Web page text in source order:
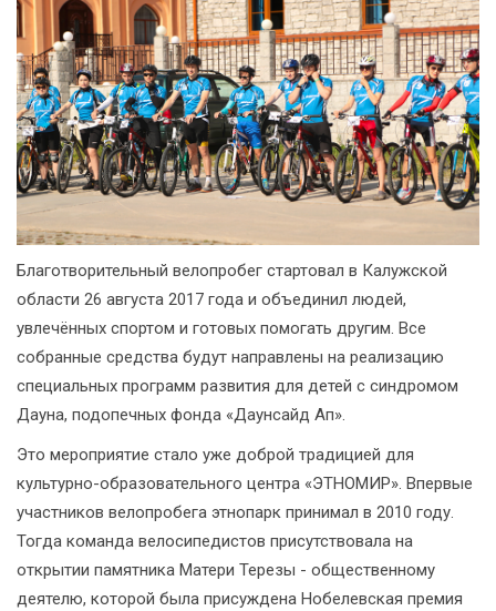
Благотворительный велопробег стартовал в Калужской
области 26 августа 2017 года и объединил людей,
увлечённых спортом и готовых помогать другим. Все
собранные средства будут направлены на реализацию
специальных программ развития для детей с синдромом
Дауна, подопечных фонда «Даунсайд Ап».
Это мероприятие стало уже доброй традицией для
культурно-образовательного центра «ЭТНОМИР». Впервые
участников велопробега этнопарк принимал в 2010 году.
Тогда команда велосипедистов присутствовала на
открытии памятника Матери Терезы - общественному
деятелю, которой была присуждена Нобелевская премия